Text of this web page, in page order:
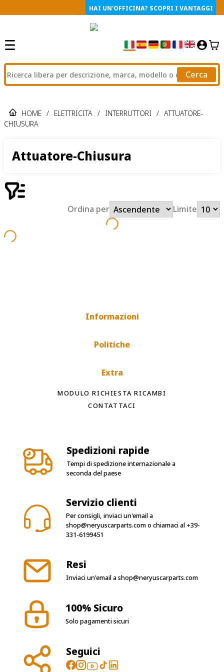
HAI UN'OFFICINA? SCOPRI I VANTAGGI
Cerca
HOME / ELETTRICITA / INTERRUTTORI / ATTUATORE-
CHIUSURA
Attuatore-Chiusura
Ordina per Limite
Informazioni
Politiche
Extra
MODULO RICHIESTA RICAMBI
CONTATTACI
Spedizioni rapide
Tempi di spedizione internazionale a
seconda del paese
Servizio clienti
Per consigli, inviaci un'email a
shop@neryuscarparts.como chiamaci al +39-
331-6199451
Resi
Inviaci un'email ashop@neryuscarparts.com
100% Sicuro
Solo pagamenti sicuri
Seguici